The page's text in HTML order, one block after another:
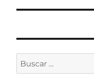
Buscar
por: